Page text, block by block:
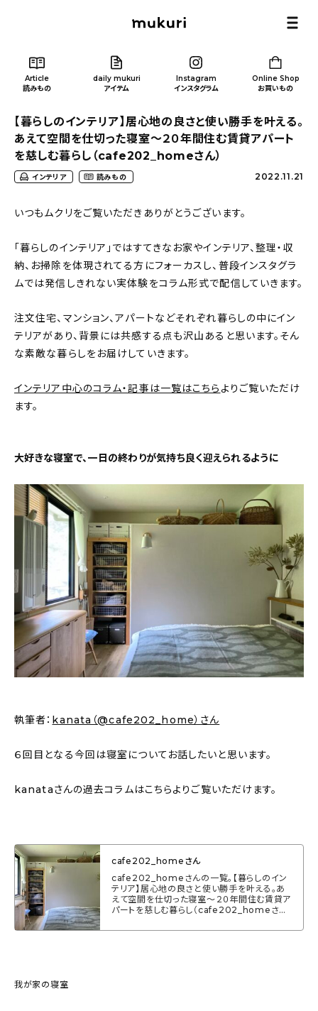
Article
読みもの
daily mukuri
アイテム
Instagram
インスタグラム
Online Shop
お買いもの
新着記事
おすすめの記事
インテリア
暮らし
daily mukuri/ アイテム
カテゴリー一覧
新着記事
人気の記事
おすすめの記事
インテリア
ギフト
キッズ
【暮らしのインテリア】居心地の良さと使い勝手を叶える。
あえて空間を仕切った寝室〜２０年間住む賃貸アパート
を慈しむ暮らし（cafe202_homeさん）
インテリア 読みもの 2022.11.21
いつもムクリをご覧いただきありがとうございます。
「暮らしのインテリア」ではすてきなお家やインテリア、整理・収
納、お掃除を体現されてる方にフォーカスし、普段インスタグラ
ムでは発信しきれない実体験をコラム形式で配信していきます。
注文住宅、マンション、アパートなどそれぞれ暮らしの中にイン
テリアがあり、背景には共感する点も沢山あると思います。そん
な素敵な暮らしをお届けしていきます。
インテリア中心のコラム・記事は一覧はこちら よりご覧いただけ
ます。
大好きな寝室で、一日の終わりが気持ち良く迎えられるように
執筆者： kanata（@cafe202_home）さん
６回目となる今回は寝室についてお話したいと思います。
kanataさんの過去コラムはこちらよりご覧いただけます。
cafe202_homeさん
cafe202_homeさんの一覧。【暮らしのイン
テリア】居心地の良さと使い勝手を叶える。あ
えて空間を仕切った寝室〜２０年間住む賃貸ア
パートを慈しむ暮らし（cafe202_homeさ
ございます。「暮らしのインテリア」ではすてきな
我が家の寝室